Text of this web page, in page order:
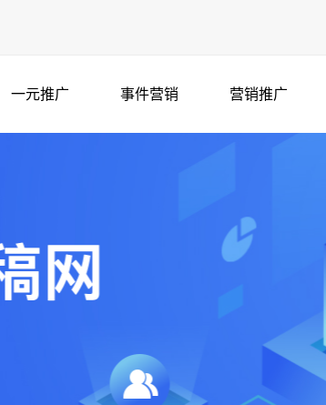
一元推广 事件营销 营销推广